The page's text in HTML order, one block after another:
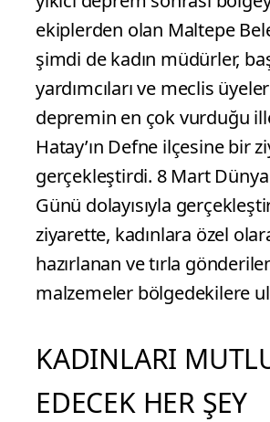
ekiplerden olan Maltepe
şimdi de kadın müdürler,
yardımcıları ve meclis
depremin en çok vurduğu
Hatay’ın Defne ilçesine bir
gerçekleştirdi. 8 Mart Dünya
Günü dolayısıyla
ziyarette, kadınlara özel
hazırlanan ve tırla
malzemeler bölgedekilere
KADINLARI
EDECEK HER ŞEY